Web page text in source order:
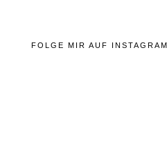
FOLGE MIR AUF INSTAGRAM